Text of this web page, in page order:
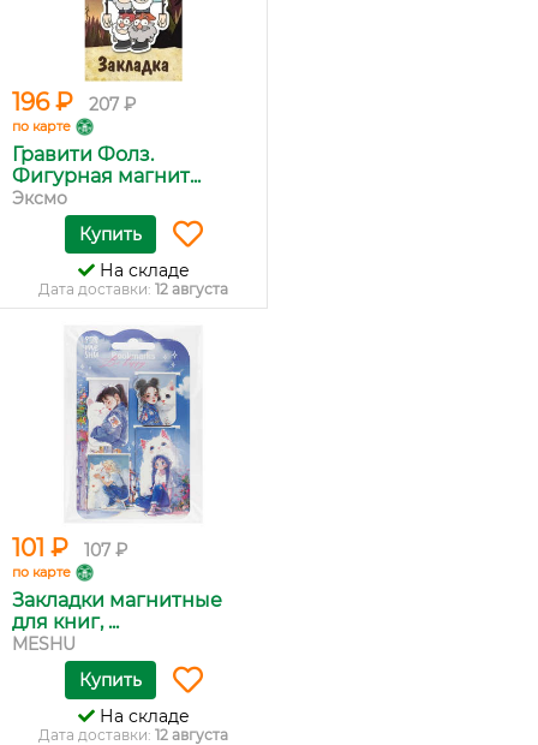
196 ₽ 207 ₽
по карте
Гравити Фолз.
Фигурная магнит...
Эксмо
Купить
На складе
Дата доставки: 12 августа
101 ₽ 107 ₽
по карте
Закладки магнитные
для книг, ...
MESHU
Купить
На складе
Дата доставки: 12 августа